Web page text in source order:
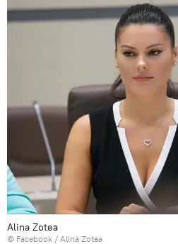
Alina Zotea
© Facebook / Alina Zotea